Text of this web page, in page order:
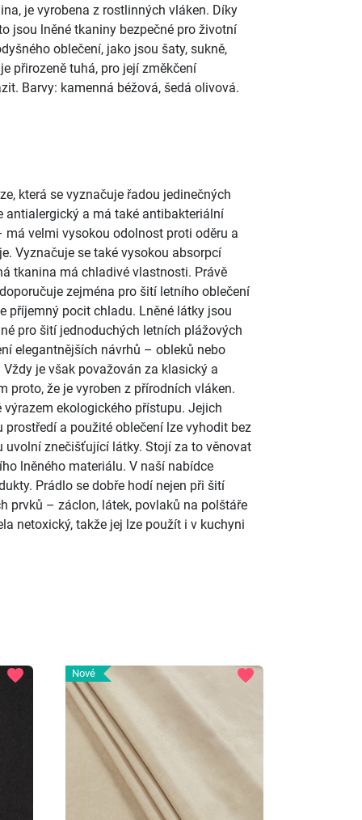
je vyrobena z rostlinných vláken. Díky
jsou lněné tkaniny bezpečné pro životní
oblečení, jako jsou šaty, sukně,
přirozeně tuhá, pro její změkčení
Barvy: kamenná béžová, šedá olivová.
která se vyznačuje řadou jedinečných
antialergický a má také antibakteriální
velmi vysokou odolnost proti oděru a
Vyznačuje se také vysokou absorpcí
tkanina má chladivé vlastnosti. Právě
zejména pro šití letního oblečení
příjemný pocit chladu. Lněné látky jsou
pro šití jednoduchých letních plážových
elegantnějších návrhů – obleků nebo
je však považován za klasický a
proto, že je vyroben z přírodních vláken.
výrazem ekologického přístupu. Jejich
a použité oblečení lze vyhodit bez
uvolní znečišťující látky. Stojí za to věnovat
lněného materiálu. V naší nabídce
Prádlo se dobře hodí nejen při šití
prvků – záclon, látek, povlaků na polštáře
netoxický, takže jej lze použít i v kuchyni
favorite Nové favorite